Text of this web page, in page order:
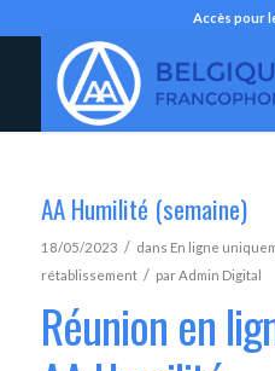
Accès pour
AA Humilité (semaine)
18/05/2023 / dans En ligne
rétablissement / parAdmin Digital
Réunion en